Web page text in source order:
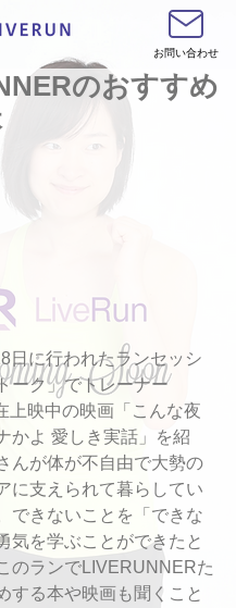
お問い合わせ
のおすすめ
日に行われたランセッシ
ーク」でトレーナー
上映中の映画「こんな夜
かよ 愛しき実話」を紹
んが体が不自由で大勢の
に支えられて暮らしてい
できないことを「できな
気を学ぶことができたと
のランでLIVERUNNERた
する本や映画も聞くこと